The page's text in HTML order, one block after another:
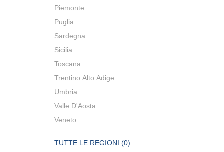
Piemonte
Puglia
Sardegna
Sicilia
Toscana
Trentino Alto Adige
Umbria
Valle D'Aosta
Veneto
TUTTE LE REGIONI (0)